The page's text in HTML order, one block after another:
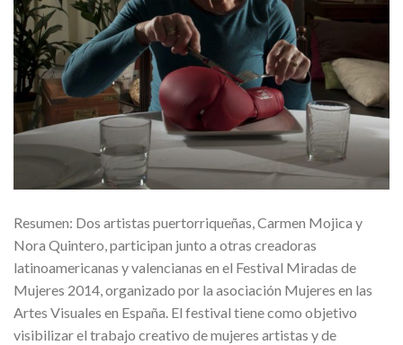
Resumen: Dos artistas puertorriqueñas, Carmen Mojica y
Nora Quintero, participan junto a otras creadoras
latinoamericanas y valencianas en el Festival Miradas de
Mujeres 2014, organizado por la asociación Mujeres en las
Artes Visuales en España. El festival tiene como objetivo
visibilizar el trabajo creativo de mujeres artistas y de